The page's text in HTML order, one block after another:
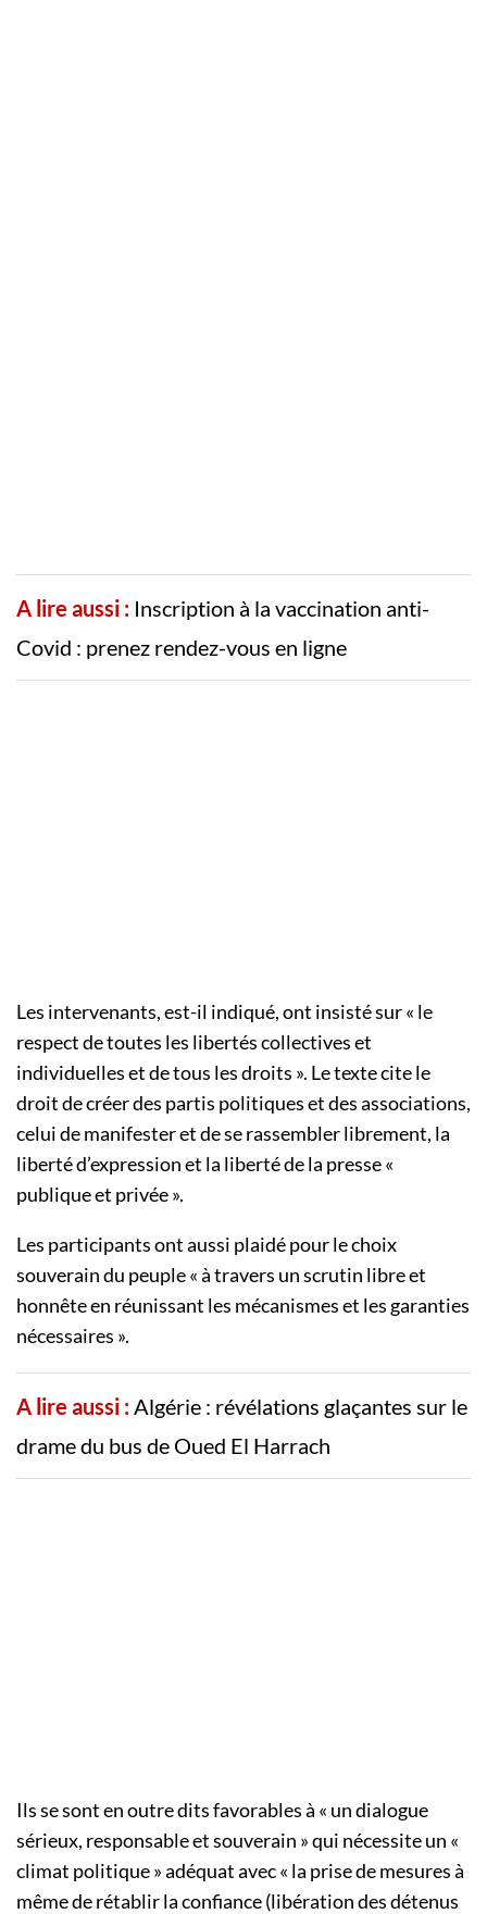
A lire aussi : Inscription à la vaccination anti-
Covid : prenez rendez-vous en ligne
Les intervenants, est-il indiqué, ont insisté sur « le
respect de toutes les libertés collectives et
individuelles et de tous les droits ». Le texte cite le
droit de créer des partis politiques et des associations,
celui de manifester et de se rassembler librement, la
liberté d’expression et la liberté de la presse «
publique et privée ».
Les participants ont aussi plaidé pour le choix
souverain du peuple « à travers un scrutin libre et
honnête en réunissant les mécanismes et les garanties
nécessaires ».
A lire aussi :Algérie : révélations glaçantes sur le
drame du bus de Oued El Harrach
Ils se sont en outre dits favorables à « un dialogue
sérieux, responsable et souverain » qui nécessite un «
climat politique » adéquat avec « la prise de mesures à
même de rétablir la confiance (libération des détenus